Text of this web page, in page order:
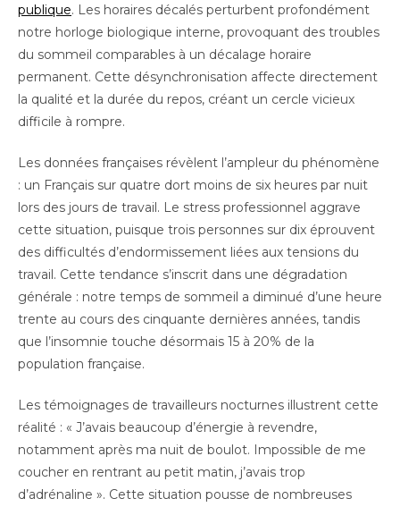
publique. Les horaires décalés perturbent profondément
notre horloge biologique interne, provoquant des troubles
du sommeil comparables à un décalage horaire
permanent. Cette désynchronisation affecte directement
la qualité et la durée du repos, créant un cercle vicieux
difficile à rompre.
Les données françaises révèlent l’ampleur du phénomène
: un Français sur quatre dort moins de six heures par nuit
lors des jours de travail. Le stress professionnel aggrave
cette situation, puisque trois personnes sur dix éprouvent
des difficultés d’endormissement liées aux tensions du
travail. Cette tendance s’inscrit dans une dégradation
générale : notre temps de sommeil a diminué d’une heure
trente au cours des cinquante dernières années, tandis
que l’insomnie touche désormais 15 à 20% de la
population française.
Les témoignages de travailleurs nocturnes illustrent cette
réalité : « J’avais beaucoup d’énergie à revendre,
notamment après ma nuit de boulot. Impossible de me
coucher en rentrant au petit matin, j’avais trop
d’adrénaline ». Cette situation pousse de nombreuses